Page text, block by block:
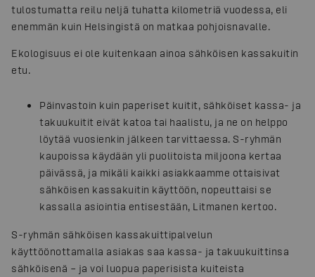
tulostumatta reilu neljä tuhatta kilometriä vuodessa, eli
enemmän kuin Helsingistä on matkaa pohjoisnavalle.
Ekologisuus ei ole kuitenkaan ainoa sähköisen kassakuitin
etu.
Päinvastoin kuin paperiset kuitit, sähköiset kassa- ja
takuukuitit eivät katoa tai haalistu, ja ne on helppo
löytää vuosienkin jälkeen tarvittaessa. S-ryhmän
kaupoissa käydään yli puolitoista miljoona kertaa
päivässä, ja mikäli kaikki asiakkaamme ottaisivat
sähköisen kassakuitin käyttöön, nopeuttaisi se
kassalla asiointia entisestään, Litmanen kertoo.
S-ryhmän sähköisen kassakuittipalvelun
käyttöönottamalla asiakas saa kassa- ja takuukuittinsa
sähköisenä – ja voi luopua paperisista kuiteista